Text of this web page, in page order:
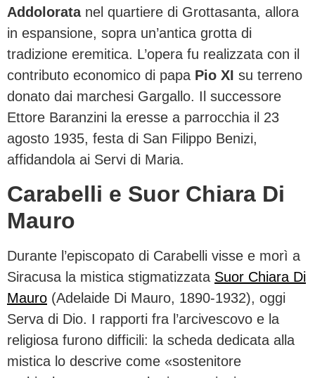
Addoloratanel quartiere di Grottasanta, allora
in espansione, sopra un’antica grotta di
tradizione eremitica. L’opera fu realizzata con il
contributo economico di papa Pio XI su terreno
donato dai marchesi Gargallo. Il successore
Ettore Baranzini la eresse a parrocchia il 23
agosto 1935, festa di San Filippo Benizi,
affidandola ai Servi di Maria.
Carabelli e Suor Chiara Di
Mauro
Durante l’episcopato di Carabelli visse e morì a
Siracusa la mistica stigmatizzata Suor Chiara Di
Mauro (Adelaide Di Mauro, 1890-1932), oggi
Serva di Dio. I rapporti fra l’arcivescovo e la
religiosa furono difficili: la scheda dedicata alla
mistica lo descrive come «sostenitore